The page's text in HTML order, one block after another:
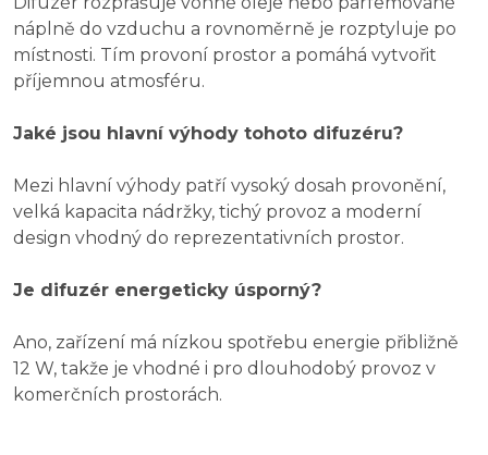
náplně do vzduchu a rovnoměrně je rozptyluje po
místnosti. Tím provoní prostor a pomáhá vytvořit
příjemnou atmosféru.
Jaké jsou hlavní výhody tohoto difuzéru?
Mezi hlavní výhody patří vysoký dosah provonění,
velká kapacita nádržky, tichý provoz a moderní
design vhodný do reprezentativních prostor.
Je difuzér energeticky úsporný?
Ano, zařízení má nízkou spotřebu energie přibližně
12 W, takže je vhodné i pro dlouhodobý provoz v
komerčních prostorách.